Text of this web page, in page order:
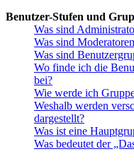
Benutzer-Stufen und
Was sind
Was sind
Was sind
Wo finde ich die
bei?
Wie werde ich
Weshalb werden
dargestellt?
Was ist eine
Was bedeutet der